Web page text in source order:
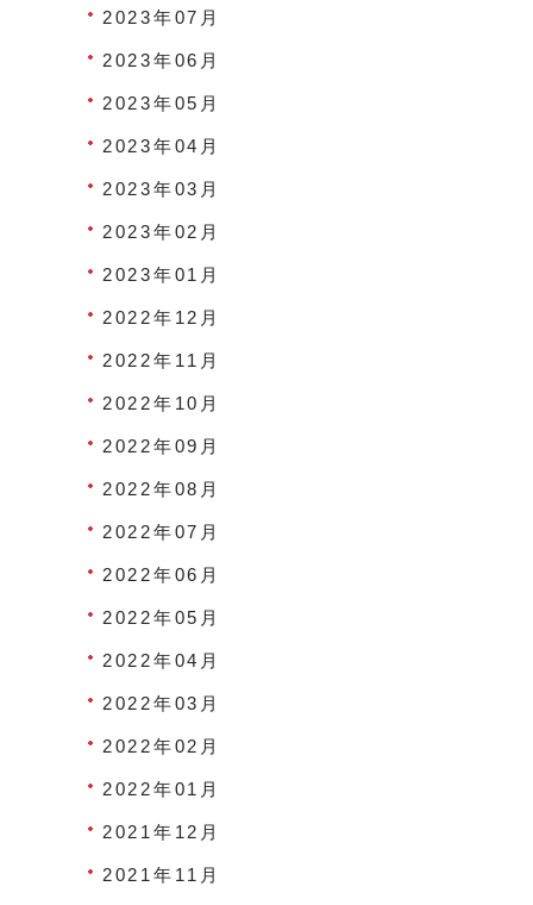
2023年07月
2023年06月
2023年05月
2023年04月
2023年03月
2023年02月
2023年01月
2022年12月
2022年11月
2022年10月
2022年09月
2022年08月
2022年07月
2022年06月
2022年05月
2022年04月
2022年03月
2022年02月
2022年01月
2021年12月
2021年11月